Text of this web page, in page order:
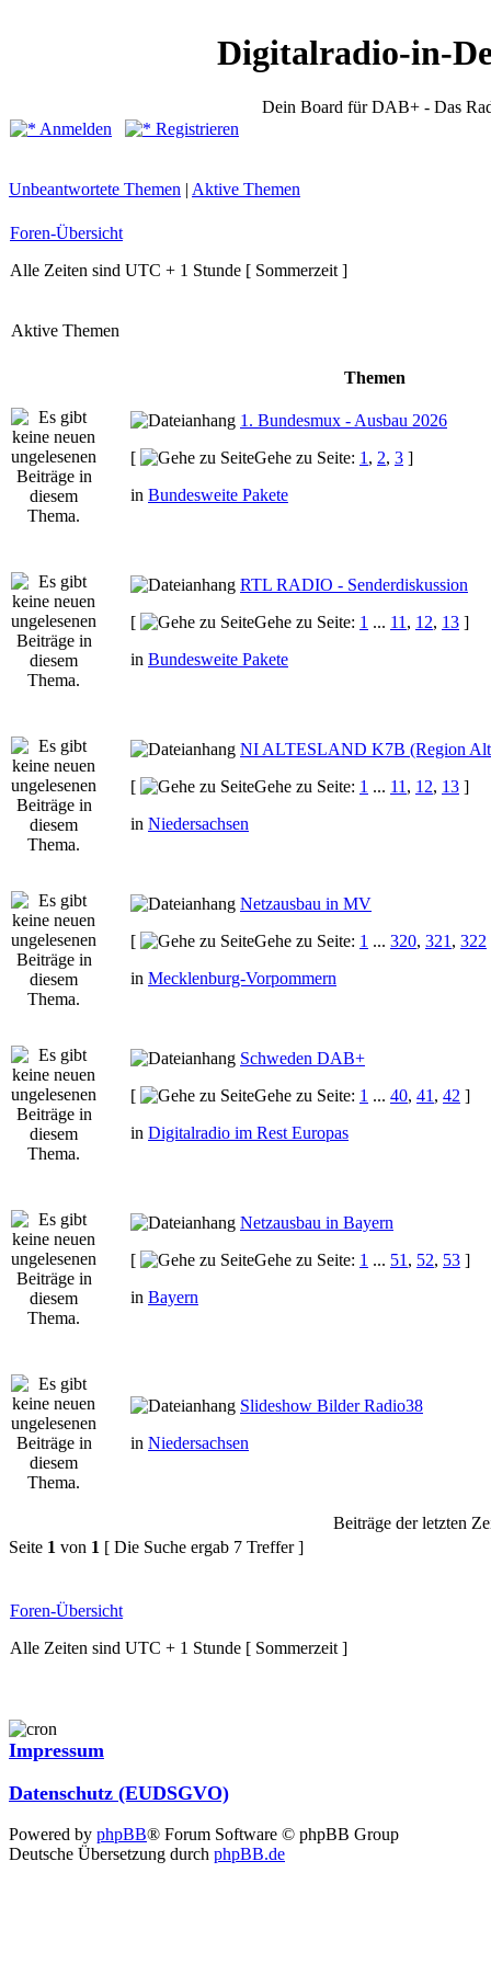
Digitalradio-in-
Dein Board für DAB+ - Das
Anmelden
Registrieren
Unbeantwortete Themen | Aktive Themen
Foren-Übersicht
Alle Zeiten sind UTC + 1 Stunde [ Sommerzeit ]
Aktive Themen
Themen
1. Bundesmux - Ausbau 2026
[
Gehe zu Seite: 1 , 2, 3 ]
in Bundesweite Pakete
RTL RADIO - Senderdiskussion
[
Gehe zu Seite: 1 ... 11 , 12, 13 ]
in Bundesweite Pakete
NI ALTESLAND K7B (Region
[
Gehe zu Seite: 1 ... 11 , 12, 13 ]
in Niedersachsen
Netzausbau in MV
[
Gehe zu Seite: 1 ... 320, 321 , 322
in Mecklenburg-Vorpommern
Schweden DAB+
[
Gehe zu Seite: 1 ... 40, 41 , 42 ]
in Digitalradio im Rest Europas
Netzausbau in Bayern
[
Gehe zu Seite: 1 ... 51 , 52, 53 ]
in Bayern
Slideshow Bilder Radio38
in Niedersachsen
Beiträge der letzten
Seite 1 von 1 [ Die Suche ergab 7 Treffer ]
Foren-Übersicht
Alle Zeiten sind UTC + 1 Stunde [ Sommerzeit ]
Impressum
Datenschutz (EUDSGVO)
Powered by phpBB® Forum Software © phpBB Group
Deutsche Übersetzung durch phpBB.de